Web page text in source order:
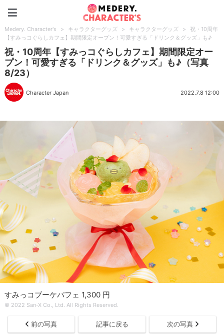
Medery. Character's > キャラクターグッズ > キャラクターグッズ >
祝・10周年
【すみっコぐらしカフェ】期間限定オープン！可愛すぎる「ドリンク＆グッズ」も♪
祝・10周年【すみっコぐらしカフェ】期間限定オー
プン！可愛すぎる「ドリンク＆グッズ」も♪（写真
8/23）
Character Japan 2022.7.8 12:00
すみっコブーケパフェ 1,300 円
© 2022 San-X Co., Ltd. All Rights Reserved.
前の写真 記事に戻る 次の写真